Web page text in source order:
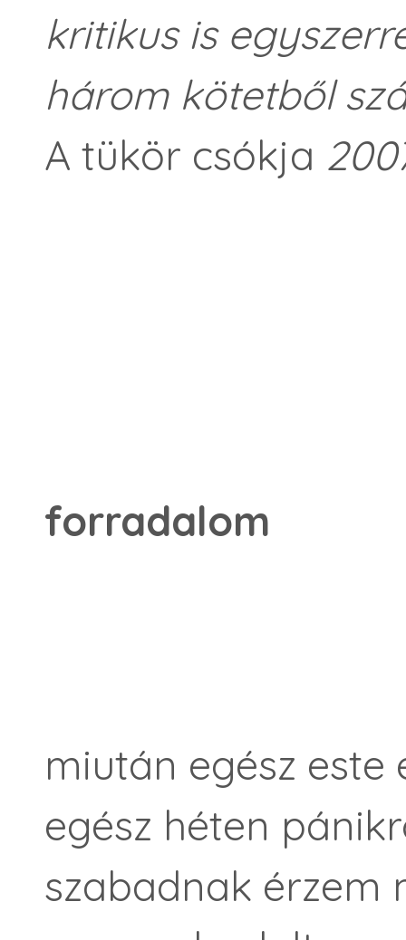
kritikus is
három kötetből
A tükör csókja
forradalom
miután egész
egész héten
szabadnak érzem